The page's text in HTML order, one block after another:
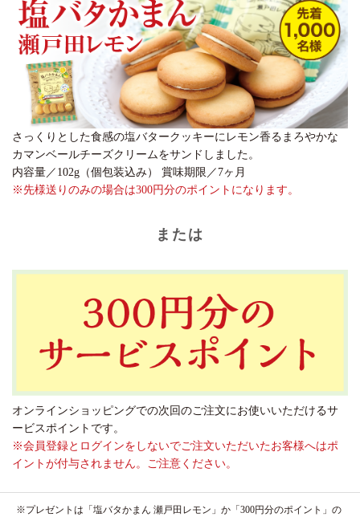
さっくりとした食感の塩バタークッキーにレモン香るまろやかな
カマンベールチーズクリームをサンドしました。
内容量／102g（個包装込み） 賞味期限／7ヶ月
※先様送りのみの場合は300円分のポイントになります。
または
オンラインショッピングでの次回のご注文にお使いいただけるサ
ービスポイントです。
※会員登録とログインをしないでご注文いただいたお客様へはポ
イントが付与されません。ご注意ください。
※プレゼントは「塩バタかまん 瀬戸田レモン」か「300円分のポイント」の